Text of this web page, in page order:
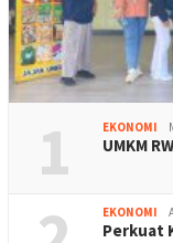
1 EKONOMI
UMKM
EKONOMI
Perkuat